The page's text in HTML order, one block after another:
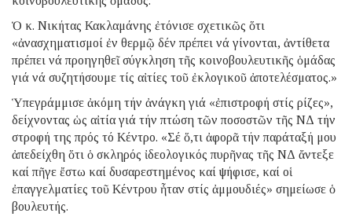
Ὁ κ. Νικήτας Κακλαμάνης ἐτόνισε σχετικῶς ὅτι
«ἀνασχηματισμοί ἐν θερμῷ δέν πρέπει νά γίνονται, ἀντίθετα
πρέπει νά προηγηθεῖ σύγκληση τῆς κοινοβουλευτικῆς ὁμάδας
γιά νά συζητήσουμε τίς αἰτίες τοῦ ἐκλογικοῦ ἀποτελέσματος.»
Ὑπεγράμμισε ἀκόμη τήν ἀνάγκη γιά «ἐπιστροφή στίς ρίζες»,
δείχνοντας ὡς αἰτία γιά τήν πτώση τῶν ποσοστῶν τῆς ΝΔ τήν
στροφή της πρός τό Κέντρο. «Σέ ὅ,τι ἀφορᾶ τήν παράταξή μου
ἀπεδείχθη ὅτι ὁ σκληρός ἰδεολογικός πυρῆνας τῆς ΝΔ ἄντεξε
καί πῆγε ἔστω καί δυσαρεστημένος καί ψήφισε, καί οἱ
ἐπαγγελματίες τοῦ Κέντρου ἦταν στίς ἀμμουδιές» σημείωσε ὁ
βουλευτής.